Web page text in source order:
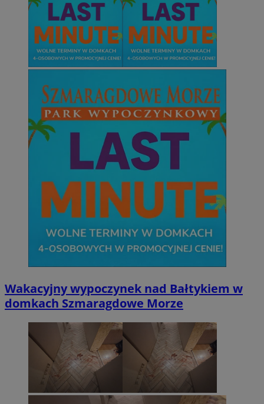
Wakacyjny wypoczynek nad Bałtykiem w
domkach Szmaragdowe Morze